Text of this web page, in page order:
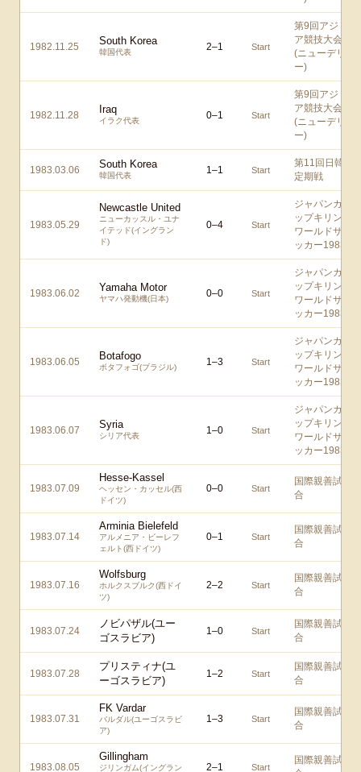
1982.11.25 South Korea
韓国代表 2–1 Start
第9回アジ
ア競技大会
(ニューデリ
ー)
1982.11.28 Iraq
イラク代表 0–1 Start
第9回アジ
ア競技大会
(ニューデリ
ー)
1983.03.06 South Korea
韓国代表 1–1 Start
第11回日韓
定期戦
1983.05.29
Newcastle United
ニューカッスル・ユナ
イテッド(イングラン
ド)
0–4 Start
ジャパンカ
ップキリン
ワールドサ
ッカー1983
1983.06.02 Yamaha Motor
ヤマハ発動機(日本) 0–0 Start
ジャパンカ
ップキリン
ワールドサ
ッカー1983
1983.06.05 Botafogo
ボタフォゴ(ブラジル) 1–3 Start
ジャパンカ
ップキリン
ワールドサ
ッカー1983
1983.06.07 Syria
シリア代表 1–0 Start
ジャパンカ
ップキリン
ワールドサ
ッカー1983
1983.07.09
Hesse-Kassel
ヘッセン・カッセル(西
ドイツ)
0–0 Start
国際親善試
合
1983.07.14
Arminia Bielefeld
アルメニア・ビーレフ
ェルト(西ドイツ)
0–1 Start
国際親善試
合
1983.07.16
Wolfsburg
ホルクスブルク(西ドイ
ツ)
2–2 Start
国際親善試
合
1983.07.24
ノビパザル(ユー
ゴスラビア)
1–0 Start
国際親善試
合
1983.07.28
プリスティナ(ユ
ーゴスラビア)
1–2 Start
国際親善試
合
1983.07.31
FK Vardar
バルダル(ユーゴスラビ
ア)
1–3 Start
国際親善試
合
1983.08.05
Gillingham
ジリンガム(イングラン
2–1 Start
国際親善試